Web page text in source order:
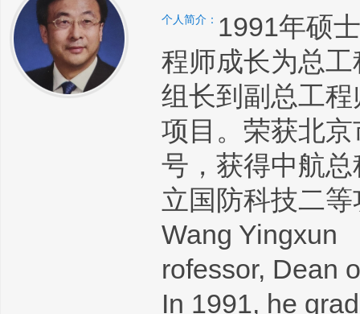
个人简介： 1991年硕
程师成长为总
组长到副总工
项目。荣获北
号，获得中航
立国防科技二等
Wang Yingxun
rofessor, Dean
In 1991, he